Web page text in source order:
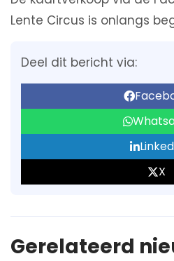
Lente Circus is onlangs
Deel dit bericht via:
X
Gerelateerd